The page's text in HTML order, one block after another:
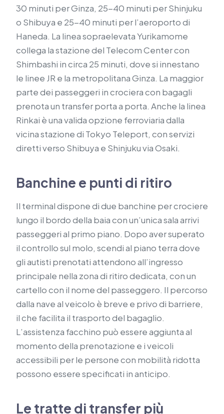
30 minuti per Ginza, 25-40 minuti per Shinjuku
o Shibuya e 25-40 minuti per l’aeroporto di
Haneda. La linea sopraelevata Yurikamome
collega la stazione del Telecom Center con
Shimbashi in circa 25 minuti, dove si innestano
le linee JR e la metropolitana Ginza. La maggior
parte dei passeggeri in crociera con bagagli
prenota un transfer porta a porta. Anche la linea
Rinkai è una valida opzione ferroviaria dalla
vicina stazione di Tokyo Teleport, con servizi
diretti verso Shibuya e Shinjuku via Osaki.
Banchine e punti di ritiro
Il terminal dispone di due banchine per crociere
lungo il bordo della baia con un’unica sala arrivi
passeggeri al primo piano. Dopo aver superato
il controllo sul molo, scendi al piano terra dove
gli autisti prenotati attendono all’ingresso
principale nella zona di ritiro dedicata, con un
cartello con il nome del passeggero. Il percorso
dalla nave al veicolo è breve e privo di barriere,
il che facilita il trasporto del bagaglio.
L’assistenza facchino può essere aggiunta al
momento della prenotazione e i veicoli
accessibili per le persone con mobilità ridotta
possono essere specificati in anticipo.
Le tratte di transfer più